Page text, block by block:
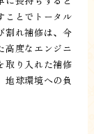
ことでトータル
割れ補修は、今
高度なエンジニ
取り入れた補修
地球環境への負